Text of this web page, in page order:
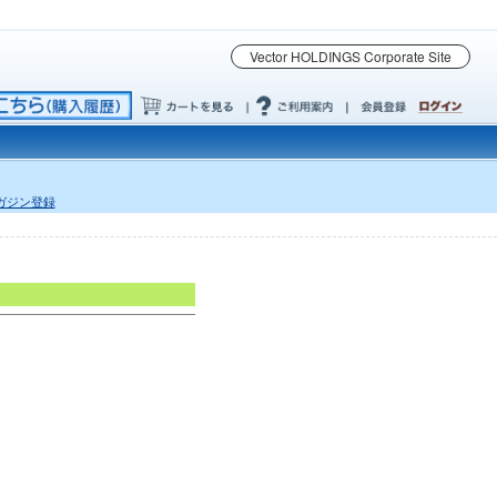
Vector HOLDINGS Corporate Site
ジン登録